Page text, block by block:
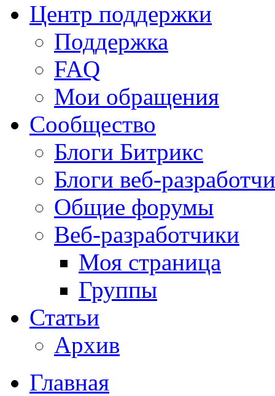
Центр поддержки
Поддержка
FAQ
Мои обращения
Сообщество
Блоги Битрикс
Блоги веб-
Общие форумы
Веб-разработчики
Моя страница
Группы
Статьи
Архив
Главная